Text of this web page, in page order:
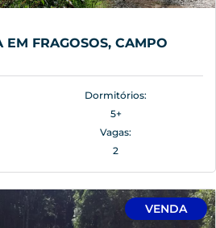
FRAGOSOS, CAMPO
Dormitórios:
5+
Vagas:
2
VENDA